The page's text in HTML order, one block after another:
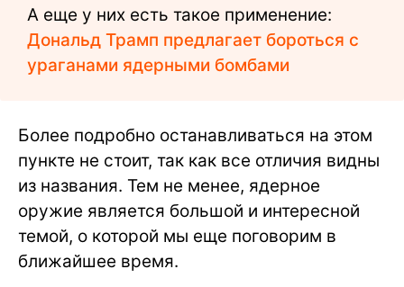
А еще у них есть такое применение:
Дональд Трамп предлагает бороться с
ураганами ядерными бомбами
Более подробно останавливаться на этом
пункте не стоит, так как все отличия видны
из названия. Тем не менее, ядерное
оружие является большой и интересной
темой, о которой мы еще поговорим в
ближайшее время.